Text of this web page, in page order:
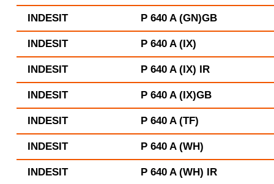
INDESIT P 640 A (GN)GB
INDESIT P 640 A (IX)
INDESIT P 640 A (IX) IR
INDESIT P 640 A (IX)GB
INDESIT P 640 A (TF)
INDESIT P 640 A (WH)
INDESIT P 640 A (WH) IR